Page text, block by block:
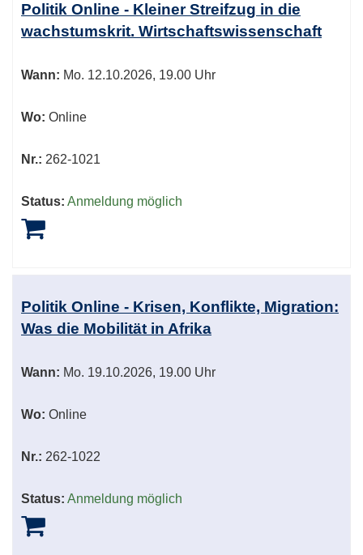
Politik Online - Kleiner Streifzug in die
wachstumskrit. Wirtschaftswissenschaft
Wann: Mo. 12.10.2026, 19.00 Uhr
Wo: Online
Nr.: 262-1021
Status: Anmeldung möglich
Politik Online - Krisen, Konflikte, Migration:
Was die Mobilität in Afrika
Wann: Mo. 19.10.2026, 19.00 Uhr
Wo: Online
Nr.: 262-1022
Status: Anmeldung möglich